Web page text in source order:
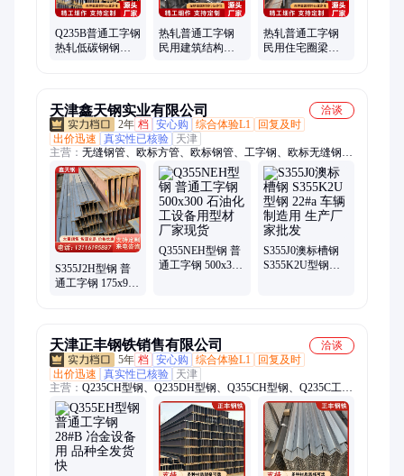
Q235B普通工字钢
热轧低碳钢钢材
热轧普通工字钢
民用建筑结构承
热轧普通工字钢
民用住宅圈梁用
天津鑫天钢实业有限公司
洽谈
2年 档 安心购 综合体验L1
回复及时
出价迅速
真实性已核验
天津
主营： 无缝钢管、欧标方管、欧标钢管、工字钢、欧标无缝钢
管、Q355B槽钢、Q355B角钢、欧标钢板、欧标H型钢、Q355B
镀锌圆管、精致钢扁钢、幕墙精致钢、精致钢方管、精制钢幕墙
方管、直角方管、尖角方管、欧标无缝管、冷拔无缝钢管、热轧
方管、精制钢异形管、精密冷拉钢管、低温无缝管、幕墙方管、
精致钢直角方钢管、热轧无缝钢管、不等边角铁
S355J2H型钢 普
通工字钢 175x90
Q355NEH型钢 普
通工字钢 500x300
S355J0澳标槽钢
S355K2U型钢
天津正丰钢铁销售有限公司
洽谈
5年 档 安心购 综合体验L1
回复及时
出价迅速
真实性已核验
天津
主营： Q235CH型钢、Q235DH型钢、Q355CH型钢、Q235C工字
钢、Q235D工字钢、Q355C工字钢、Q355D工字钢、Q355E工字
钢、Q355DH型钢、Q235C槽钢、Q235D槽钢、Q355C槽钢、
Q355D槽钢、Q355E槽钢、Q235C角钢、Q235D角钢、Q355C角
钢、Q355D角钢、Q235C方管、Q355C方管、Q355D方管、
Q355NEH型钢、Q235D圆钢、Q355NE槽钢、Q355D圆钢